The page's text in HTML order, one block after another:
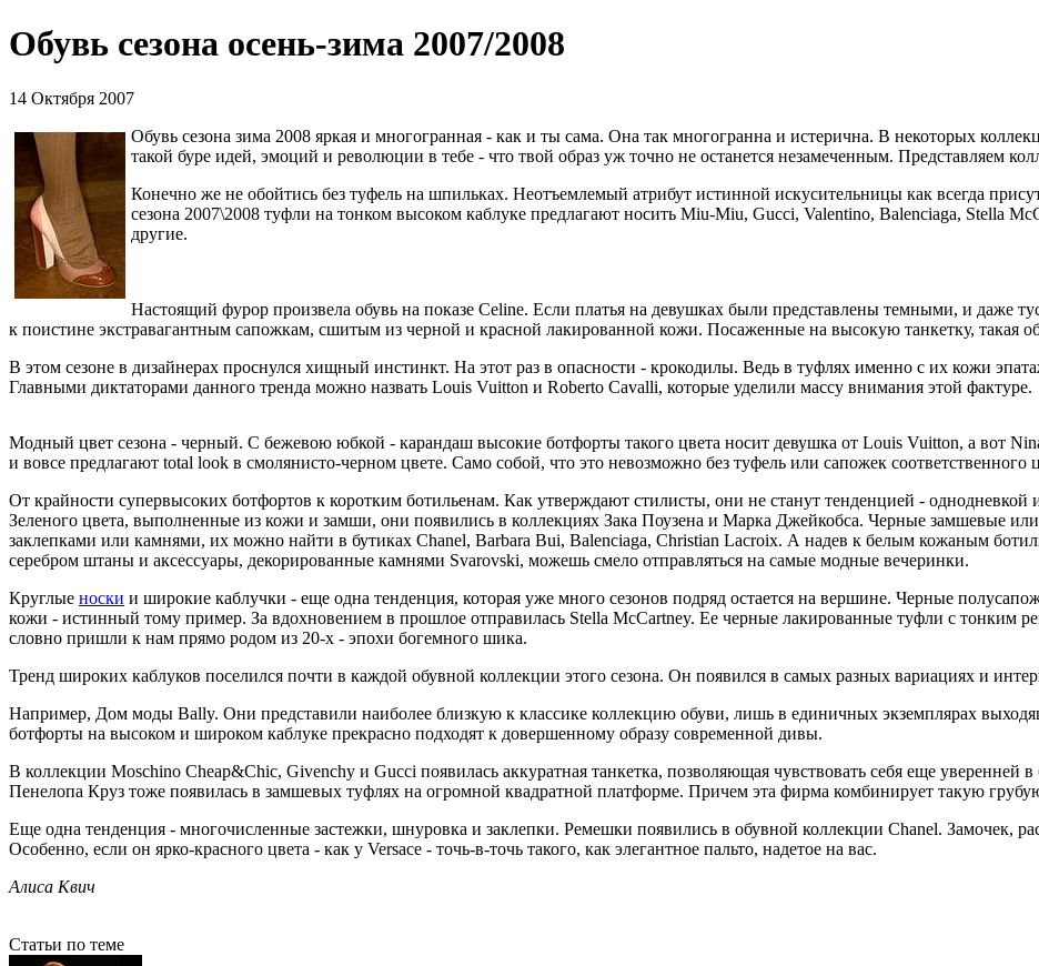
Обувь сезона осень-зима 2007/2008
14 Октября 2007
Обувь сезона зима 2008 яркая и многогранная - как и ты сама. Она так многогранна и истерична. В некоторых
такой буре идей, эмоций и революции в тебе - что твой образ уж точно не останется незамеченным. Представляем
Конечно же не обойтись без туфель на шпильках. Неотъемлемый атрибут истинной искусительницы как всегда
сезона 2007\2008 туфли на тонком высоком каблуке предлагают носить Miu-Miu, Gucci, Valentino, Balenciaga, Stella
другие.
Настоящий фурор произвела обувь на показе Celine. Если платья на девушках были представлены темными, и даже
к поистине экстравагантным сапожкам, сшитым из черной и красной лакированной кожи. Посаженные на высокую танкетку, такая
В этом сезоне в дизайнерах проснулся хищный инстинкт. На этот раз в опасности - крокодилы. Ведь в туфлях именно с их кожи
Главными диктаторами данного тренда можно назвать Louis Vuitton и Roberto Cavalli, которые уделили массу внимания этой фактуре.
Модный цвет сезона - черный. С бежевою юбкой - карандаш высокие ботфорты такого цвета носит девушка от Louis Vuitton, а вот
и вовсе предлагают total look в смолянисто-черном цвете. Само собой, что это невозможно без туфель или сапожек соответственного
От крайности супервысоких ботфортов к коротким ботильенам. Как утверждают стилисты, они не станут тенденцией -
Зеленого цвета, выполненные из кожи и замши, они появились в коллекциях Зака Поузена и Марка Джейкобса. Черные замшевые
заклепками или камнями, их можно найти в бутиках Chanel, Barbara Bui, Balenciaga, Christian Lacroix. А надев к белым кожаным
серебром штаны и аксессуары, декорированные камнями Svarovski, можешь смело отправляться на самые модные вечеринки.
Круглые носки и широкие каблучки - еще одна тенденция, которая уже много сезонов подряд остается на вершине. Черные
кожи - истинный тому пример. За вдохновением в прошлое отправилась Stella McCartney. Ее черные лакированные туфли с
словно пришли к нам прямо родом из 20-х - эпохи богемного шика.
Тренд широких каблуков поселился почти в каждой обувной коллекции этого сезона. Он появился в самых разных вариациях и
Например, Дом моды Bally. Они представили наиболее близкую к классике коллекцию обуви, лишь в единичных экземплярах
ботфорты на высоком и широком каблуке прекрасно подходят к довершенному образу современной дивы.
В коллекции Moschino Cheap&Chic, Givenchy и Gucci появилась аккуратная танкетка, позволяющая чувствовать себя еще
Пенелопа Круз тоже появилась в замшевых туфлях на огромной квадратной платформе. Причем эта фирма комбинирует такую
Еще одна тенденция - многочисленные застежки, шнуровка и заклепки. Ремешки появились в обувной коллекции Chanel. Замочек,
Особенно, если он ярко-красного цвета - как у Versace - точь-в-точь такого, как элегантное пальто, надетое на вас.
Алиса Квич
Статьи по теме